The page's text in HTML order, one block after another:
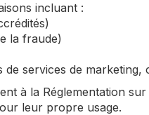
incluant :
la fraude)
services de marketing,
à la Réglementation
leur propre usage.